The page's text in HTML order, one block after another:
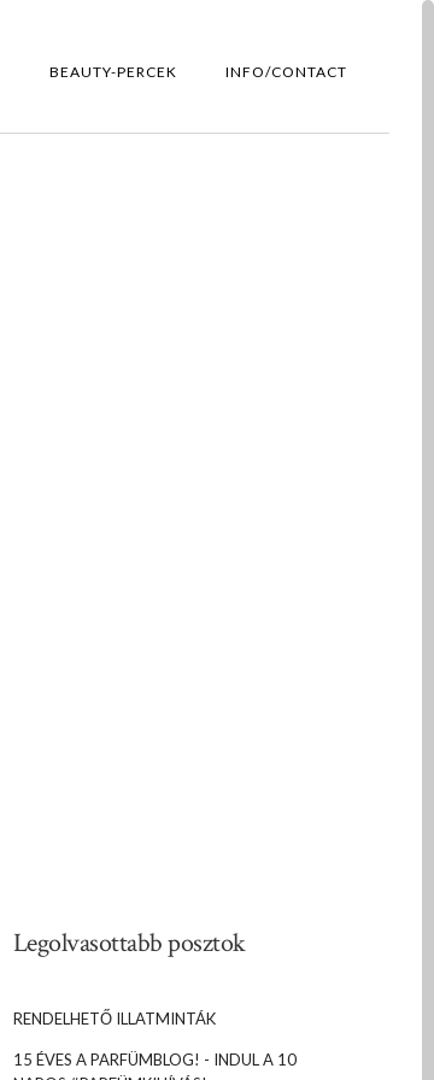
BEAUTY-PERCEK INFO/CONTACT
Legolvasottabb posztok
RENDELHETŐ ILLATMINTÁK
15 ÉVES A PARFÜMBLOG! - INDUL A 10